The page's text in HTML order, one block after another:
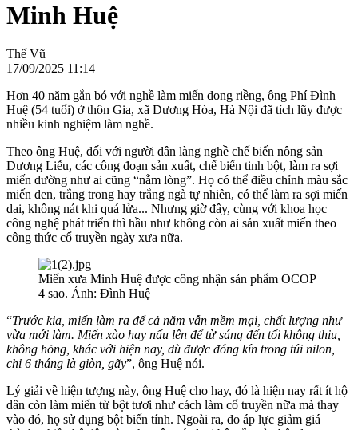
Minh Huệ
Thế Vũ
17/09/2025 11:14
Hơn 40 năm gắn bó với nghề làm miến dong riềng, ông Phí Đình
Huệ (54 tuổi) ở thôn Gia, xã Dương Hòa, Hà Nội đã tích lũy được
nhiều kinh nghiệm làm nghề.
Theo ông Huệ, đối với người dân làng nghề chế biến nông sản
Dương Liễu, các công đoạn sản xuất, chế biến tinh bột, làm ra sợi
miến dường như ai cũng “nằm lòng”. Họ có thể điều chỉnh màu sắc
miến đen, trắng trong hay trắng ngà tự nhiên, có thể làm ra sợi miến
dai, không nát khi quá lửa... Nhưng giờ đây, cùng với khoa học
công nghệ phát triển thì hầu như không còn ai sản xuất miến theo
công thức cổ truyền ngày xưa nữa.
Miến xưa Minh Huệ được công nhận sản phẩm OCOP
4 sao. Ảnh: Đình Huệ
“Trước kia, miến làm ra để cả năm vẫn mềm mại, chất lượng như
vừa mới làm. Miến xào hay nấu lên để từ sáng đến tối không thiu,
không hỏng, khác với hiện nay, dù được đóng kín trong túi nilon,
chỉ 6 tháng là giòn, gãy”, ông Huệ nói.
Lý giải về hiện tượng này, ông Huệ cho hay, đó là hiện nay rất ít hộ
dân còn làm miến từ bột tươi như cách làm cổ truyền nữa mà thay
vào đó, họ sử dụng bột biến tính. Ngoài ra, do áp lực giảm giá